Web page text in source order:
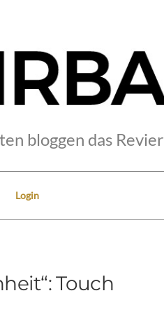
bloggen das Revier
Login
Touch